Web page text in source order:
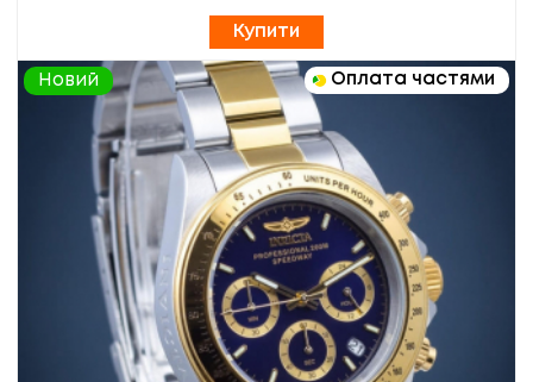
Купити
Новий Оплата частями